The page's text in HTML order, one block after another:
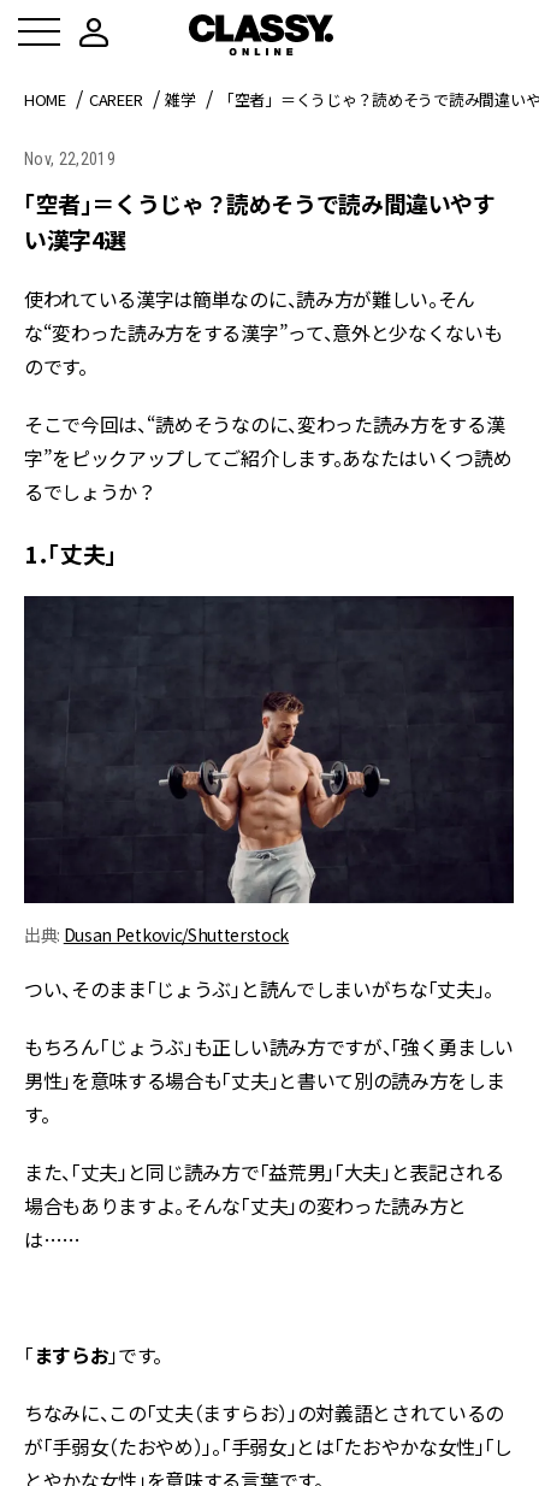
HOME CAREER 雑学 「空者」＝くうじゃ？読めそうで読み間違い
Nov, 22,2019
「空者」＝くうじゃ？読めそうで読み間違いやす
い漢字4選
使われている漢字は簡単なのに、読み方が難しい。そん
な“変わった読み方をする漢字”って、意外と少なくないも
のです。
そこで今回は、“読めそうなのに、変わった読み方をする漢
字”をピックアップしてご紹介します。あなたはいくつ読め
るでしょうか？
1．「丈夫」
出典: Dusan Petkovic/Shutterstock
つい、そのまま「じょうぶ」と読んでしまいがちな「丈夫」。
もちろん「じょうぶ」も正しい読み方ですが、「強く勇ましい
男性」を意味する場合も「丈夫」と書いて別の読み方をしま
す。
また、「丈夫」と同じ読み方で「益荒男」「大夫」と表記される
場合もありますよ。そんな「丈夫」の変わった読み方と
は……
「ますらお」です。
ちなみに、この「丈夫（ますらお）」の対義語とされているの
が「手弱女（たおやめ）」。「手弱女」とは「たおやかな女性」「し
とやかな女性」を意味する言葉です。